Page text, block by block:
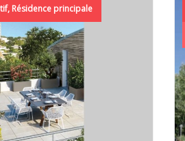
Résidence principale